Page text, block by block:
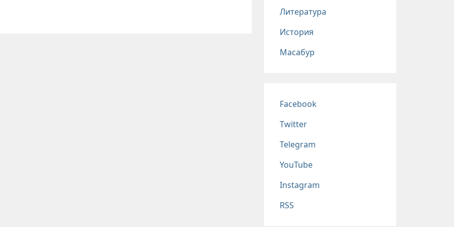
Литература
История
Масабур
Соц сети
Facebook
Twitter
Telegram
YouTube
Instagram
RSS